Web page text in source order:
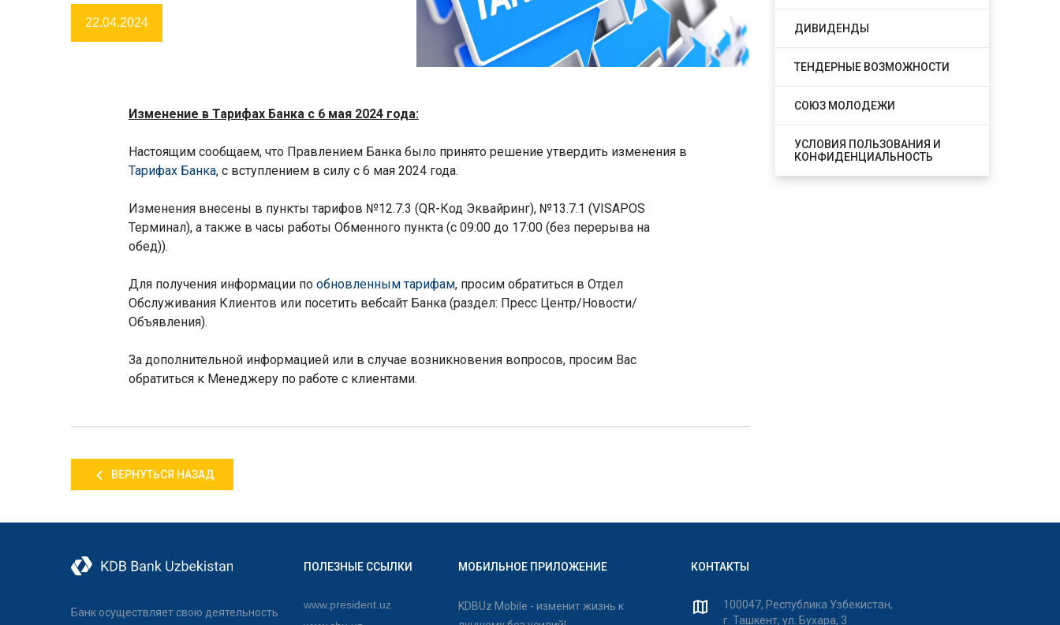
22.04.2024
Изменение в Тарифах Банка с 6 мая 2024 года:
Настоящим сообщаем, что Правлением Банка было принято решение утвердить изменения в
Тарифах Банка, с вступлением в силу с 6 мая 2024 года.
Изменения внесены в пункты тарифов №12.7.3 (QR-Код Эквайринг), №13.7.1 (VISAPOS
Терминал), а также в часы работы Обменного пункта (с 09:00 до 17:00 (без перерыва на
обед)).
Для получения информации по обновленным тарифам, просим обратиться в Отдел
Обслуживания Клиентов или посетить вебсайт Банка (раздел: Пресс Центр/Новости/
Объявления).
За дополнительной информацией или в случае возникновения вопросов, просим Вас
обратиться к Менеджеру по работе с клиентами.
ВЕРНУТЬСЯ НАЗАД
ДИВИДЕНДЫ
ТЕНДЕРНЫЕ ВОЗМОЖНОСТИ
СОЮЗ МОЛОДЕЖИ
УСЛОВИЯ ПОЛЬЗОВАНИЯ И
КОНФИДЕНЦИАЛЬНОСТЬ
Банк осуществляет свою деятельность
ПОЛЕЗНЫЕ ССЫЛКИ
www.president.uz
МОБИЛЬНОЕ ПРИЛОЖЕНИЕ
KDBUz Mobile - изменит жизнь к
КОНТАКТЫ
100047, Республика Узбекистан,
г. Ташкент, ул. Бухара, 3